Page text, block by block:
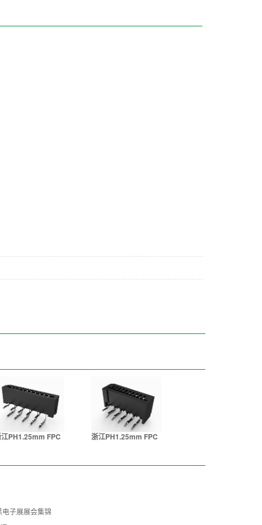
PH1.25mm FPC
浙江PH1.25mm FPC
子展展会集锦